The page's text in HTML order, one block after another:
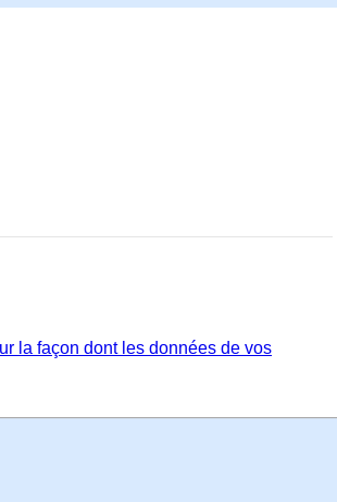
la façon dont les données de vos